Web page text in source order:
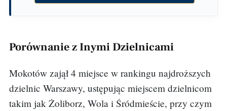
Porównanie z Inymi Dzielnicami
Mokotów zajął 4 miejsce w rankingu najdroższych
dzielnic Warszawy, ustępując miejscem dzielnicom
takim jak Żoliborz, Wola i Śródmieście, przy czym